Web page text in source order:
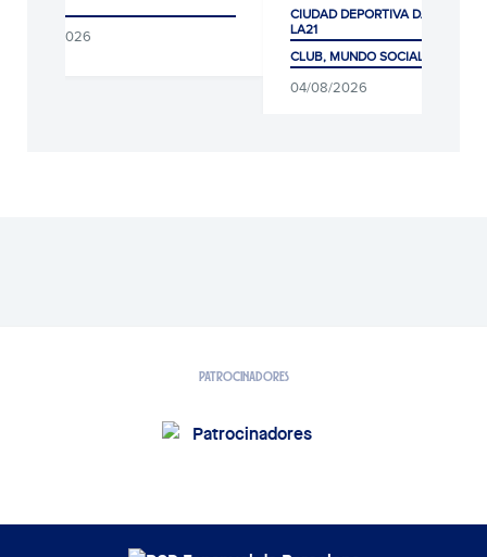
05/08/2026
CIUDAD DEPORTIVA DANI
LA21
CLUB, MUNDO SOCIAL Y
04/08/2026
PATROCINADORES